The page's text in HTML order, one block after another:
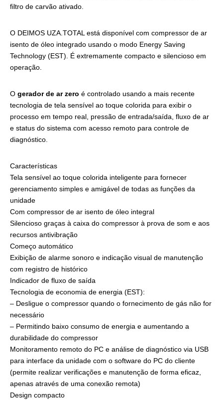
filtro de carvão ativado.
O DEIMOS UZA.TOTAL está disponível com compressor de ar
isento de óleo integrado usando o modo Energy Saving
Technology (EST). É extremamente compacto e silencioso em
operação.
O gerador de ar zero é controlado usando a mais recente
tecnologia de tela sensível ao toque colorida para exibir o
processo em tempo real, pressão de entrada/saída, fluxo de ar
e status do sistema com acesso remoto para controle de
diagnóstico.
Características
Tela sensível ao toque colorida inteligente para fornecer
gerenciamento simples e amigável de todas as funções da
unidade
Com compressor de ar isento de óleo integral
Silencioso graças à caixa do compressor à prova de som e aos
recursos antivibração
Começo automático
Exibição de alarme sonoro e indicação visual de manutenção
com registro de histórico
Indicador de fluxo de saída
Tecnologia de economia de energia (EST):
– Desligue o compressor quando o fornecimento de gás não for
necessário
– Permitindo baixo consumo de energia e aumentando a
durabilidade do compressor
Monitoramento remoto do PC e análise de diagnóstico via USB
para interface da unidade com o software do PC do cliente
(permite realizar verificações e manutenção de forma eficaz,
apenas através de uma conexão remota)
Design compacto